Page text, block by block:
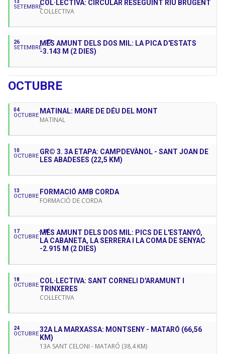
SETEMBRE
COL·LECTIVA: CIRCULAR RESEGUINT RIU BRUGENT
COL·LECTIVA
26
SETEMBRE
27
MÉS AMUNT DELS DOS MIL: LA PICA D'ESTATS
-3.143 M (2 DIES)
OCTUBRE
04
OCTUBRE
MATINAL: MARE DE DÉU DEL MONT
MATINAL
10
OCTUBRE
GR© 3. 3A ETAPA: CAMPDEVÀNOL - SANT JOAN DE
LES ABADESES (22,5 KM)
13
OCTUBRE
FORMACIÓ AMB CORDA
FORMACIÓ DE CORDA
17
OCTUBRE
18
MÉS AMUNT DELS DOS MIL: PICS DE L'ESTANYÓ,
LA CABANETA, LA SERRERA I LA COMA DE SENYAC
-2.915 M (2 DIES)
18
OCTUBRE
COL·LECTIVA: SANT CORNELI D'ARAMUNT I
TRINXERES
COL·LECTIVA
24
OCTUBRE
32A LA MARXASSA: MONTSENY - MATARÓ (66,56
KM)
13A SANT CELONI - MATARÓ (38,4 KM)